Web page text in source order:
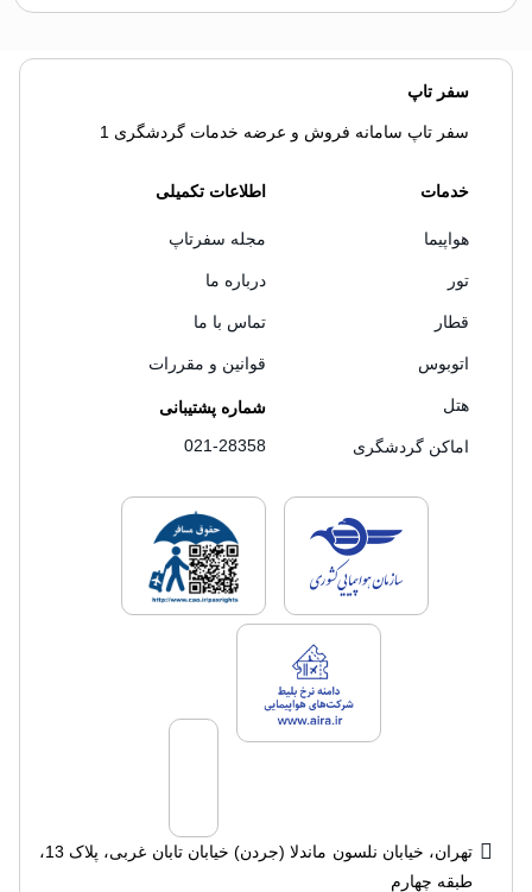
سفر تاپ
سفر تاپ سامانه فروش و عرضه خدمات گردشگری 1
خدمات
هواپیما
تور
قطار
اتوبوس
هتل
اماکن گردشگری
اطلاعات تکمیلی
مجله سفرتاپ
درباره ما
تماس با ما
قوانین و مقررات
شماره پشتیبانی
021-28358
لایسنس های فروش سفرتاپلایسنس های
لایسنس های فروش سفرتاپ
تهران، خیابان نلسون ماندلا (جردن) خیابان تابان غربی، پلاک 13،
طبقه چهارم